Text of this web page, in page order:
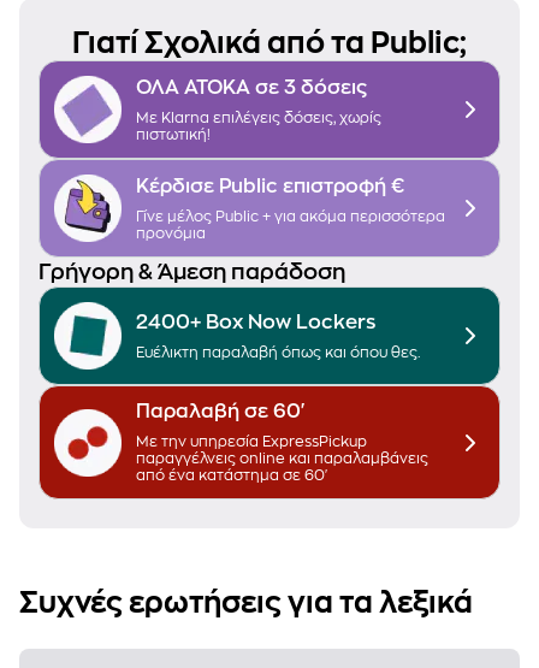
Γιατί Σχολικά από τα Public;
ΟΛΑ ΑΤΟΚΑ σε 3 δόσεις
Με Klarna επιλέγεις δόσεις, χωρίς
πιστωτική!
Κέρδισε Public επιστροφή €
Γίνε μέλος Public + για ακόμα περισσότερα
προνόμια
Γρήγορη & Άμεση παράδοση
2400+ Box Now Lockers
Ευέλικτη παραλαβή όπως και όπου θες.
Παραλαβή σε 60'
Με την υπηρεσία ExpressPickup
παραγγέλνεις online και παραλαμβάνεις
από ένα κατάστημα σε 60'
Συχνές ερωτήσεις για τα λεξικά